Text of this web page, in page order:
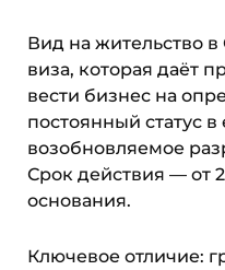
Вид на жительство
виза, которая даёт
вести бизнес на
постоянный статус
возобновляемое
Срок действия — от
основания.
Ключевое отличие: